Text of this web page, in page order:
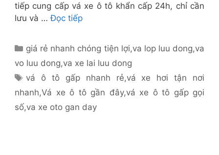
tiếp cung cấp vá xe ô tô khẩn cấp 24h, chỉ cần
lưu và …Đọc tiếp
Danh
mục
giá rẻ nhanh chóng tiện lợi,va lop luu dong,va
vo luu dong,va xe lai luu dong
Thẻ
vá ô tô gấp nhanh rẻ,vá xe hơi tận nơi
nhanh,Vá xe ô tô gần đây,vá xe ô tô gấp gọi
số,va xe oto gan day